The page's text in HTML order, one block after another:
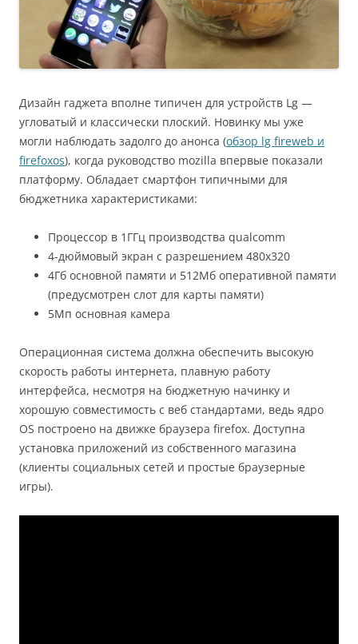
Дизайн гаджета вполне типичен для устройств Lg —
угловатый и классически плоский. Новинку мы уже
могли наблюдать задолго до анонса (обзор lg fireweb и
firefoxos), когда руководство mozilla впервые показали
платформу. Обладает смартфон типичными для
бюджетника характеристиками:
Процессор в 1ГГц производства qualcomm
4-дюймовый экран с разрешением 480х320
4Гб основной памяти и 512Мб оперативной памяти
(предусмотрен слот для карты памяти)
5Мп основная камера
Операционная система должна обеспечить высокую
скорость работы интернета, плавную работу
интерфейса, несмотря на бюджетную начинку и
хорошую совместимость с веб стандартами, ведь ядро
OS построено на движке браузера firefox. Доступна
установка приложений из собственного магазина
(клиенты социальных сетей и простые браузерные
игры).